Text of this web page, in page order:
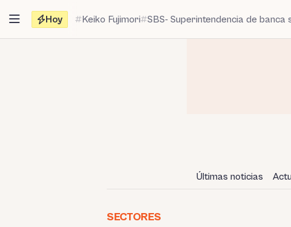
contenido
Hoy Keiko Fujimori SBS- Superintendencia de banca
Últimas noticias
SECTORES